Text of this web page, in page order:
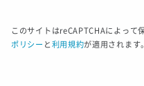
このサイトはreCAPTCHAによって
ポリシー と利用規約が適用されます。